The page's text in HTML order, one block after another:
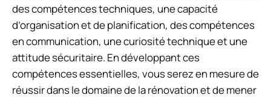
des compétences techniques, une capacité
d’organisation et de planification, des compétences
en communication, une curiosité technique et une
attitude sécuritaire. En développant ces
compétences essentielles, vous serez en mesure de
réussir dans le domaine de la rénovation et de mener